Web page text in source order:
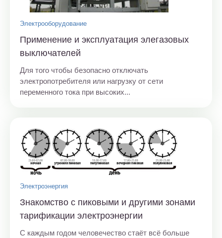
Электрооборудование
Применение и эксплуатация элегазовых
выключателей
Для того чтобы безопасно отключать
электропотребителя или нагрузку от сети
переменного тока при высоких...
Электроэнергия
Знакомство с пиковыми и другими зонами
тарификации электроэнергии
С каждым годом человечество стаёт всё больше